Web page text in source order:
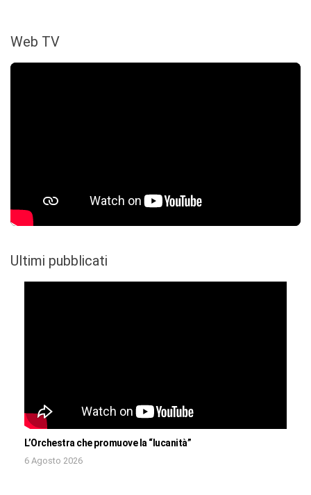
Web TV
Ultimi pubblicati
L’Orchestra che promuove la “lucanità”
6 Agosto 2026